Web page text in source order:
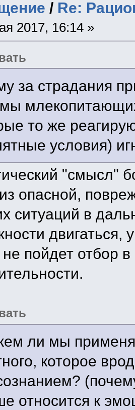
/ Re:
2017, 16:14 »
за страдания
то же
условия)
"смысл"
опасной,
ситуаций в
двигаться,
не пойдет отбор
ли мы
которое
относится к